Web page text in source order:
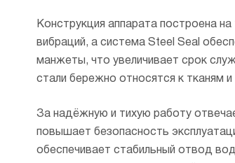
Конструкция аппарата построена
вибраций, а система Steel Seal
манжеты, что увеличивает срок
стали бережно относятся к тканям
За надёжную и тихую работу
повышает безопасность
обеспечивает стабильный отвод